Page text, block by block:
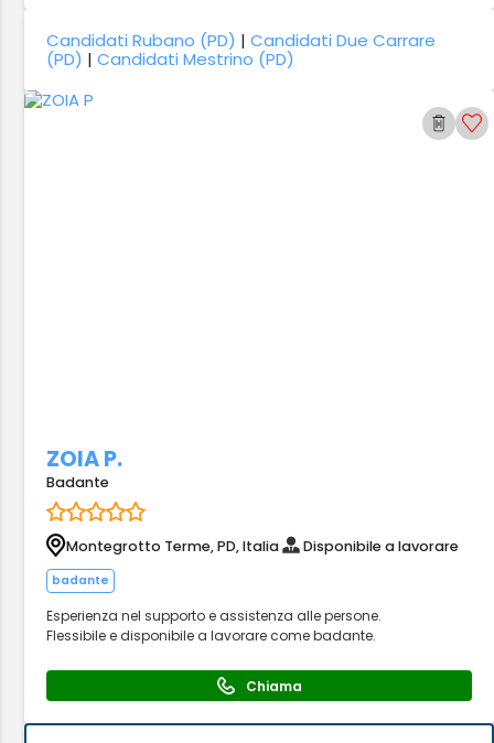
Candidati Rubano (PD) |Candidati Due Carrare
(PD) |Candidati Mestrino (PD)
ZOIA P.
Badante
Montegrotto Terme, PD, Italia Disponibile a lavorare
badante
Esperienza nel supporto e assistenza alle persone.
Flessibile e disponibile a lavorare come badante.
Chiama